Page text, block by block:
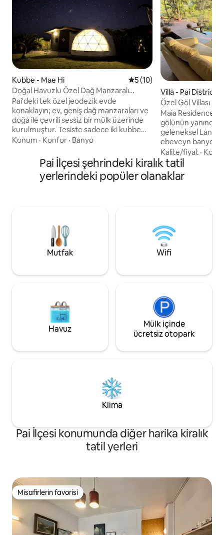
Kubbe - Mae Hi 5 üzerinden ortalama 5
5 (10)
Doğal Havuzlu Özel Dağ Manzaralı
Kubbe | Pai
Pai'deki tek özel jeodezik evde
konaklayın; ev, geniş dağ manzaraları ve
doğa ile çevrili sessiz bir mülk üzerinde
kurulmuştur. Tesiste sadece iki kubbe
bulunan misafirler, 16 metrelik doğal
açık hava salonuna özel erişimi
paylaşmaktadır. Dışarıdan ziyaretçi,
etkinlik ve parti yasaktır. Her kubbede
sakin seyahatseverler için tasarlanmıştır.
Konum · Konfor · Banyo
Villa - Pai District
Özel Göl Villası
Maia Residence Pai Bu, kendi
gölünün yanında
geleneksel Lanna
ebeveyn banyolu
üzerinde büyük
ailelere veya
Tam donanımlı
olanakların, zarif iç
çekyat ve 10
kişilik ekstra
Kalite/fiyat ·
Pai İlçesi şehrindeki kiralık tatil
yerlerindeki popüler olanaklar
Mutfak Wifi
Havuz
Mülk içinde
ücretsiz otopark
Klima
Pai İlçesi konumunda diğer harika kiralık
tatil yerleri
Misafirlerin favorisi
Misafirlerin favorisi